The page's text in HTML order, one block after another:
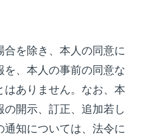
合を除き、本人の同意に
、本人の事前の同意な
はありません。なお、本
の開示、訂正、追加若し
通知については、法令に